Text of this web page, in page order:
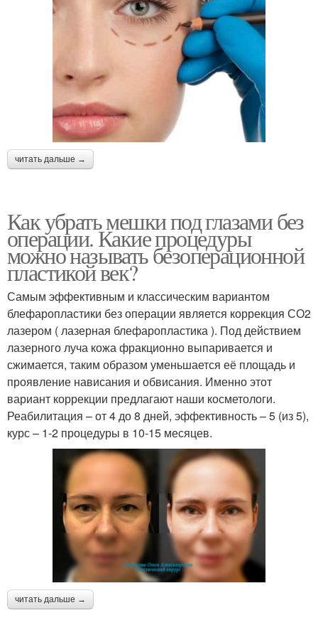
читать дальше →
Как убрать мешки под глазами без
операции. Какие процедуры
можно называть безоперационной
пластикой век?
Самым эффективным и классическим вариантом
блефаропластики без операции является коррекция СО2
лазером ( лазерная блефаропластика ). Под действием
лазерного луча кожа фракционно выпаривается и
сжимается, таким образом уменьшается её площадь и
проявление нависания и обвисания. Именно этот
вариант коррекции предлагают наши косметологи.
Реабилитация – от 4 до 8 дней, эффективность – 5 (из 5),
курс – 1-2 процедуры в 10-15 месяцев.
читать дальше →